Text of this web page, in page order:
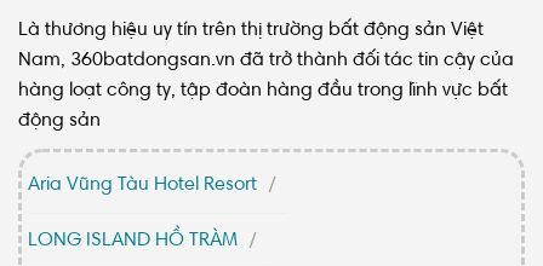
Là thương hiệu uy tín trên thị trường bất động sản Việt
Nam, 360batdongsan.vn đã trở thành đối tác tin cậy của
hàng loạt công ty, tập đoàn hàng đầu trong lĩnh vực bất
động sản
Aria Vũng Tàu Hotel Resort
LONG ISLAND HỒ TRÀM